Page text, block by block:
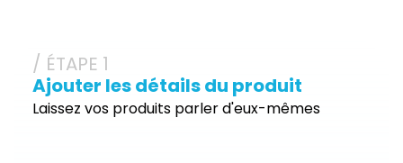
/ ÉTAPE 1
Ajouter les détails du produit
Laissez vos produits parler d'eux-mêmes